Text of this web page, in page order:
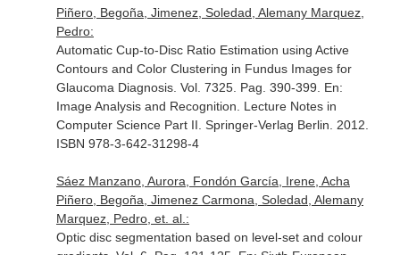
Piñero, Begoña, Jimenez, Soledad, Alemany Marquez,
Pedro:
Automatic Cup-to-Disc Ratio Estimation using Active
Contours and Color Clustering in Fundus Images for
Glaucoma Diagnosis. Vol. 7325. Pag. 390-399. En:
Image Analysis and Recognition. Lecture Notes in
Computer Science Part II . Springer-Verlag Berlin. 2012.
ISBN 978-3-642-31298-4
Sáez Manzano, Aurora, Fondón García, Irene, Acha
Piñero, Begoña, Jimenez Carmona, Soledad, Alemany
Marquez, Pedro, et. al.:
Optic disc segmentation based on level-set and colour